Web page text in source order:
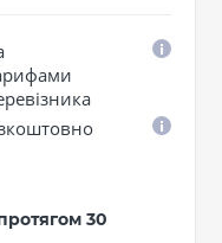
30